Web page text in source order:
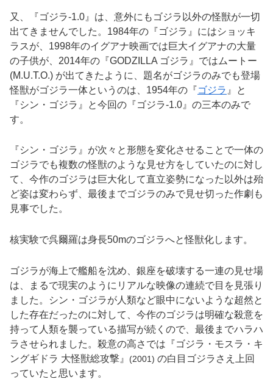
又、『ゴジラ-1.0』は、意外にもゴジラ以外の怪獣が一切
出てきませんでした。1984年の『ゴジラ』にはショッキ
ラスが、1998年のイグアナ映画では巨大イグアナの大量
の子供が、2014年の『GODZILLA ゴジラ』ではムートー
(M.U.T.O.) が出てきたように、題名がゴジラのみでも登場
怪獣がゴジラ一体というのは、1954年の『ゴジラ 』と
『シン・ゴジラ』と今回の『ゴジラ-1.0』の三本のみで
す。
『シン・ゴジラ』が次々と形態を変化させることで一体の
ゴジラでも複数の怪獣のような見せ方をしていたのに対し
て、今作のゴジラは巨大化して直立姿勢になった以外は殆
ど姿は変わらず、最後までゴジラのみで見せ切った作劇も
見事でした。
核実験で呉爾羅は身長50mのゴジラへと怪獣化します。
ゴジラが海上で艦船を沈め、銀座を破壊する一連の見せ場
は、まるで現実のようにリアルな映像の連続で目を見張り
ました。シン・ゴジラが人類など眼中にないような超然と
した存在だったのに対して、今作のゴジラは明確な殺意を
持って人類を襲っている描写が続くので、最後までハラハ
ラさせられました。殺意の高さでは『ゴジラ・モスラ・キ
ングギドラ 大怪獣総攻撃』 (2001) の白目ゴジラさえ上回
っていたと思います。